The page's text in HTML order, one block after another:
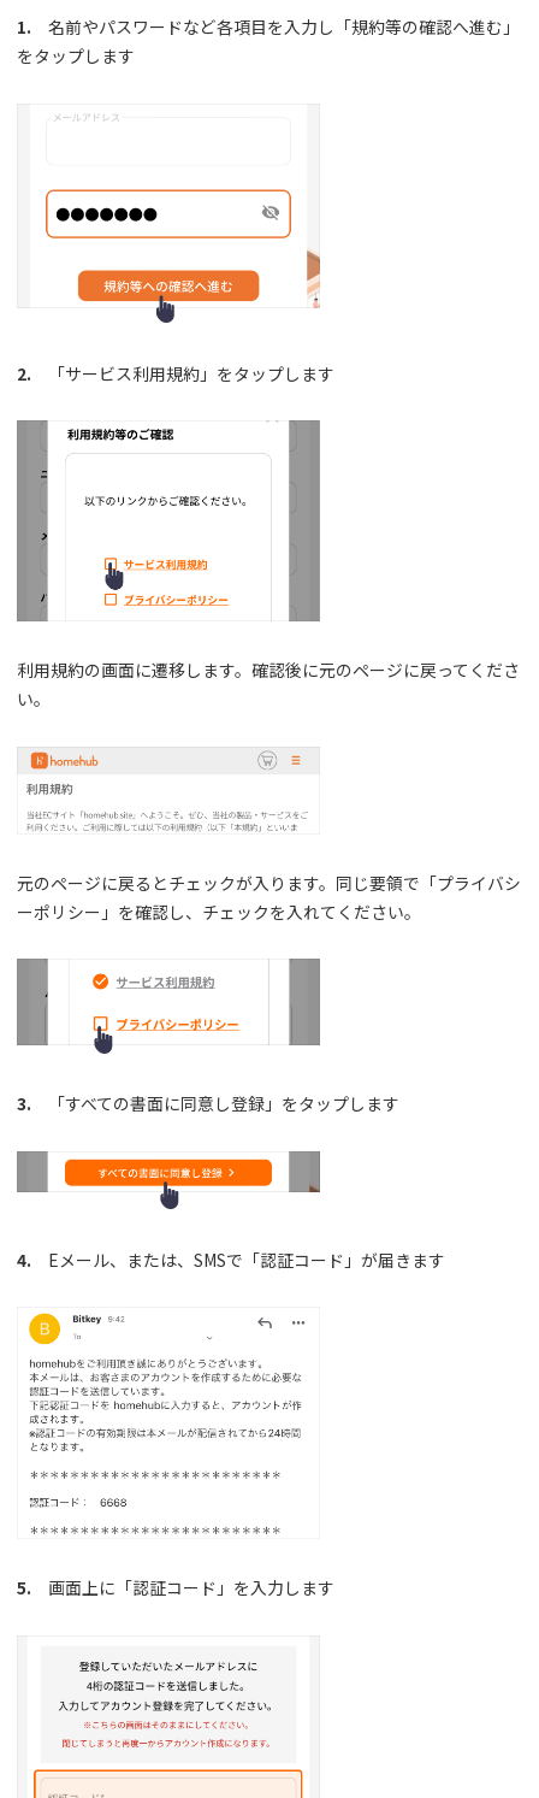
1. 名前やパスワードなど各項目を入力し「規約等の確認へ進む」
をタップします
2. 「サービス利用規約」をタップします
利用規約の画面に遷移します。確認後に元のページに戻ってくださ
い。
元のページに戻るとチェックが入ります。同じ要領で「プライバシ
ーポリシー」を確認し、チェックを入れてください。
3. 「すべての書面に同意し登録」をタップします
4. Eメール、または、SMSで「認証コード」が届きます
5. 画面上に「認証コード」を入力します